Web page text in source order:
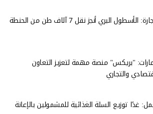
الأسطول البري أنجز نقل 7 آلاف طن من الحنطة
"بريكس" منصة مهمة لتعزيز التعاون
والتجاري
غدًا توزيع السلة الغذائية للمشمولين بالإعانة